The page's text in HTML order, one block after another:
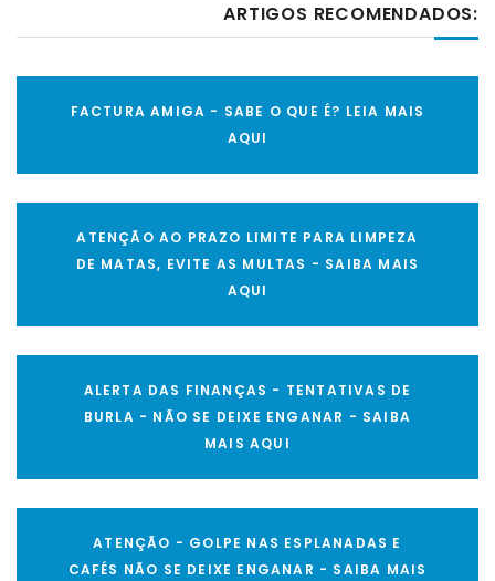
ARTIGOS RECOMENDADOS:
FACTURA AMIGA - SABE O QUE É? LEIA MAIS
AQUI
ATENÇÃO AO PRAZO LIMITE PARA LIMPEZA
DE MATAS, EVITE AS MULTAS - SAIBA MAIS
AQUI
ALERTA DAS FINANÇAS - TENTATIVAS DE
BURLA - NÃO SE DEIXE ENGANAR - SAIBA
MAIS AQUI
ATENÇÃO - GOLPE NAS ESPLANADAS E
CAFÉS NÃO SE DEIXE ENGANAR - SAIBA MAIS